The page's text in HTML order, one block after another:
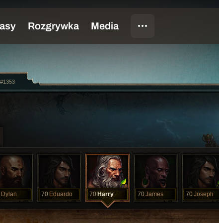
Dylan 70 Eduardo 70 Harry 70James 70Joseph